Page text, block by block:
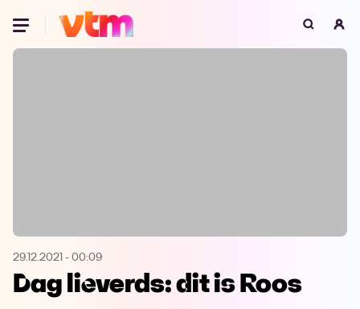
Oeps, browser niet ondersteund
Microsoft Edge Download
29.12.2021 - 00:09
Dag lieverds: dit is Roos